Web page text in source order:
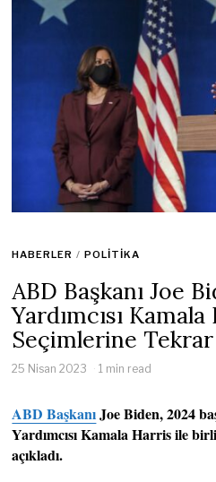
HABERLER / POLITIKA
ABD Başkanı Joe
Yardımcısı
Seçimlerine
25 Nisan 2023 1 min read
ABD BaşkanıJoe Biden, 2024
Yardımcısı Kamala Harris ile
açıkladı.